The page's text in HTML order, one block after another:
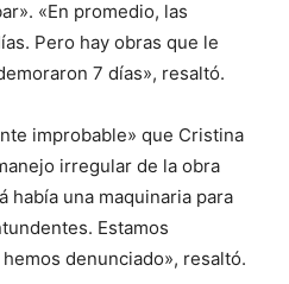
«En promedio, las
Pero hay obras que le
7 días», resaltó.
improbable» que Cristina
irregular de la obra
había una maquinaria para
Estamos
denunciado», resaltó.